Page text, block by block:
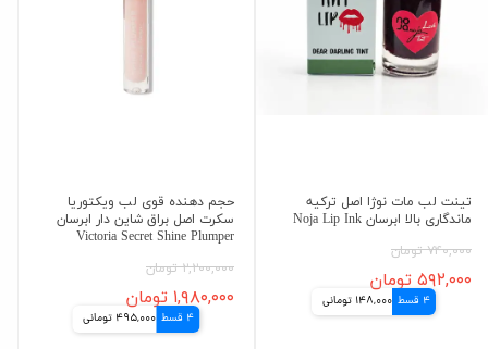
تینت لب مات نوژا اصل ترکیه
ماندگاری بالا ابرسان Noja Lip Ink
۷۴۰,۰۰۰ تومان
۵۹۲,۰۰۰ تومان
4 قسط 148,000 تومانی
حجم دهنده قوی لب ویکتوریا
سکرت اصل براق شاین دار ابرسان
Victoria Secret Shine Plumper
۲,۲۰۰,۰۰۰ تومان
۱,۹۸۰,۰۰۰ تومان
4 قسط 495,000 تومانی